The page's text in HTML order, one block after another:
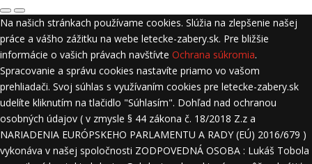
Na našich stránkach používame cookies. Slúžia na zlepšenie našej
práce a vášho zážitku na webe letecke-zabery.sk. Pre bližšie
informácie o vašich právach navštívte Ochrana súkromia.
Spracovanie a správu cookies nastavíte priamo vo vašom
prehliadači. Svoj súhlas s využívaním cookies pre letecke-zabery.sk
udelíte kliknutím na tlačidlo "Súhlasím". Dohľad nad ochranou
osobných údajov ( v zmysle § 44 zákona č. 18/2018 Z.z a
NARIADENIA EURÓPSKEHO PARLAMENTU A RADY (EÚ) 2016/679 )
vykonáva v našej spoločnosti ZODPOVEDNÁ OSOBA : Lukáš Tobola